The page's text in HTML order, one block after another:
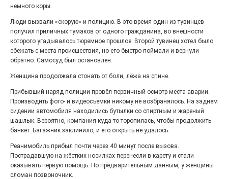
Выставка «Палитра героизма» — новый масштабный
себе Выставочный зал им. Олега Коняшина.
«Районы-кварталы»
путешествуют по городу
немного коры.
Люди вызвали «скорую» и полицию. В это время один из тувинцев
получил приличных тумаков от одного гражданина, во внешности
которого угадывалось тюремное прошлое. Второй тувинец хотел было
сбежать с места происшествия, но его быстро поймали и вернули
обратно. Самосуд был остановлен.
Женщина продолжала стонать от боли, лёжа на спине.
Прибывший наряд полиции провёл первичный осмотр места аварии.
Производить фото- и видеосъемки никому не возбранялось. На заднем
сидении автомобиля находились бутылки со спиртным и жареный
шашлык. Вероятно, компания куда-то торопилась, чтобы продолжить
банкет. Багажник заклинило, и его открыть не удалось.
Реанимобиль прибыл почти через 40 минут после вызова.
Пострадавшую на жёстких носилках перенесли в карету и стали
оказывать первую помощь. По предварительным данным, у женщины
сломан позвоночник.